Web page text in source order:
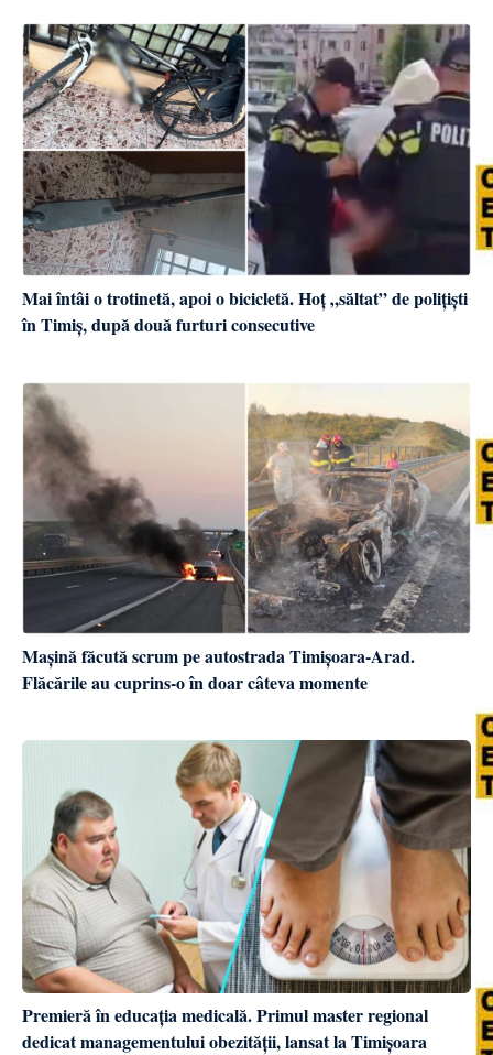
Mai întâi o trotinetă, apoi o bicicletă. Hoț „săltat” de polițiști
în Timiș, după două furturi consecutive
Mașină făcută scrum pe autostrada Timișoara-Arad.
Flăcările au cuprins-o în doar câteva momente
Premieră în educația medicală. Primul master regional
dedicat managementului obezității, lansat la Timișoara